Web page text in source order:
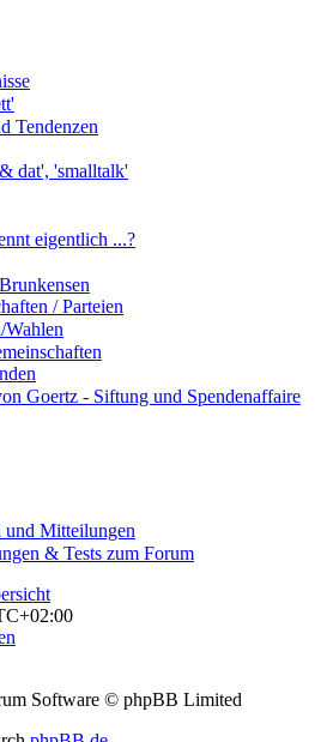
Tendenzen
dat', 'smalltalk'
eigentlich ...?
/ Parteien
Goertz - Siftung und Spendenaffaire
Mitteilungen
& Tests zum Forum
Software © phpBB Limited